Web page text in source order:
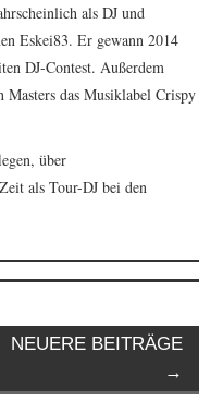
als DJ und
Eskei83. Er gewann 2014
DJ-Contest. Außerdem
das Musiklabel Crispy
über
als Tour-DJ bei den
NEUERE BEITRÄGE
→